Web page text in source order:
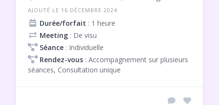
AJOUTÉ LE 16 DÉCEMBRE 2024
Durée/forfait : 1 heure
Meeting : De visu
Séance : Individuelle
Rendez-vous : Accompagnement sur plusieurs
séances, Consultation unique